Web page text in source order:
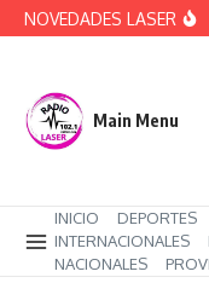
Saltar al contenido
NOVEDADES LASERAvanza
Main Menu
INICIO
DEPORTES
INTERNACIONALES
NACIONALES